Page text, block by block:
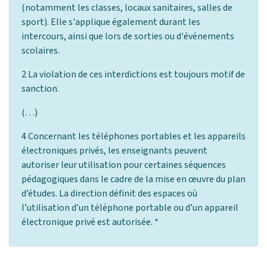
(notamment les classes, locaux sanitaires, salles de
sport). Elle s'applique également durant les
intercours, ainsi que lors de sorties ou d'événements
scolaires.
2 La violation de ces interdictions est toujours motif de
sanction.
(…)
4 Concernant les téléphones portables et les appareils
électroniques privés, les enseignants peuvent
autoriser leur utilisation pour certaines séquences
pédagogiques dans le cadre de la mise en œuvre du plan
d’études. La direction définit des espaces où
l’utilisation d’un téléphone portable ou d’un appareil
électronique privé est autorisée. *